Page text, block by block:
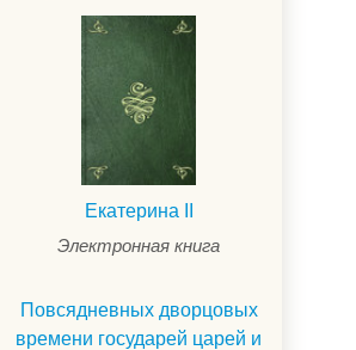
Екатерина II
Электронная книга
Повсядневных дворцовых
времени государей царей и